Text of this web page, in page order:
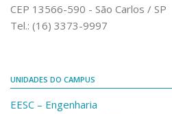
Programas e Ações
Terceira Idade
Pequeno Cidadão
CEP 13566-590 - São Carlos / SP
Tel.: (16) 3373-9997
UNIDADES DO CAMPUS
EESC – Engenharia